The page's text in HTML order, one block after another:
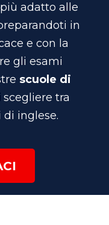
adatto alle
in
e con la
gli esami
scuole di
scegliere tra
inglese.